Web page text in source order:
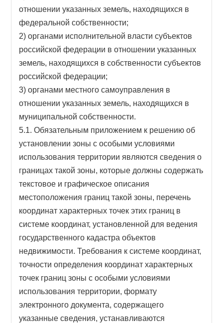
отношении указанных земель, находящихся в
федеральной собственности;
2) органами исполнительной власти субъектов
российской федерации в отношении указанных
земель, находящихся в собственности субъектов
российской федерации;
3) органами местного самоуправления в
отношении указанных земель, находящихся в
муниципальной собственности.
5.1. Обязательным приложением к решению об
установлении зоны с особыми условиями
использования территории являются сведения о
границах такой зоны, которые должны содержать
текстовое и графическое описания
местоположения границ такой зоны, перечень
координат характерных точек этих границ в
системе координат, установленной для ведения
государственного кадастра объектов
недвижимости. Требования к системе координат,
точности определения координат характерных
точек границ зоны с особыми условиями
использования территории, формату
электронного документа, содержащего
указанные сведения, устанавливаются